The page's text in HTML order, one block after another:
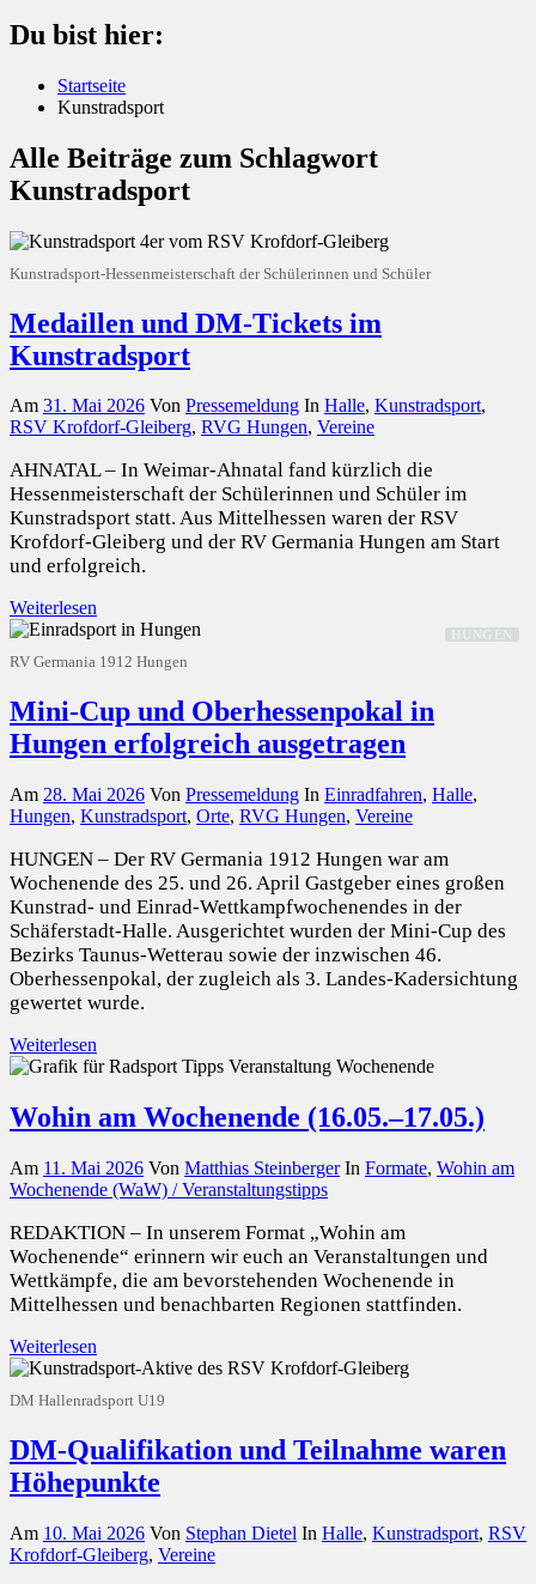
Du bist hier:
Startseite
Kunstradsport
Alle Beiträge zum Schlagwort
Kunstradsport
Kunstradsport-Hessenmeisterschaft der Schülerinnen und Schüler
Medaillen und DM-Tickets im
Kunstradsport
Am 31. Mai 2026 Von Pressemeldung In Halle, Kunstradsport,
RSV Krofdorf-Gleiberg, RVG Hungen, Vereine
AHNATAL – In Weimar-Ahnatal fand kürzlich die
Hessenmeisterschaft der Schülerinnen und Schüler im
Kunstradsport statt. Aus Mittelhessen waren der RSV
Krofdorf-Gleiberg und der RV Germania Hungen am Start
und erfolgreich.
Weiterlesen
HUNGEN
RV Germania 1912 Hungen
Mini-Cup und Oberhessenpokal in
Hungen erfolgreich ausgetragen
Am 28. Mai 2026 Von Pressemeldung In Einradfahren, Halle,
Hungen, Kunstradsport, Orte, RVG Hungen, Vereine
HUNGEN – Der RV Germania 1912 Hungen war am
Wochenende des 25. und 26. April Gastgeber eines großen
Kunstrad- und Einrad-Wettkampfwochenendes in der
Schäferstadt-Halle. Ausgerichtet wurden der Mini-Cup des
Bezirks Taunus-Wetterau sowie der inzwischen 46.
Oberhessenpokal, der zugleich als 3. Landes-Kadersichtung
gewertet wurde.
Weiterlesen
Wohin am Wochenende (16.05.–17.05.)
Am 11. Mai 2026 Von Matthias SteinbergerIn Formate, Wohin am
Wochenende (WaW) / Veranstaltungstipps
REDAKTION – In unserem Format „Wohin am
Wochenende“ erinnern wir euch an Veranstaltungen und
Wettkämpfe, die am bevorstehenden Wochenende in
Mittelhessen und benachbarten Regionen stattfinden.
Weiterlesen
DM Hallenradsport U19
DM-Qualifikation und Teilnahme waren
Höhepunkte
Am 10. Mai 2026 Von Stephan Dietel In Halle, Kunstradsport, RSV
Krofdorf-Gleiberg, Vereine